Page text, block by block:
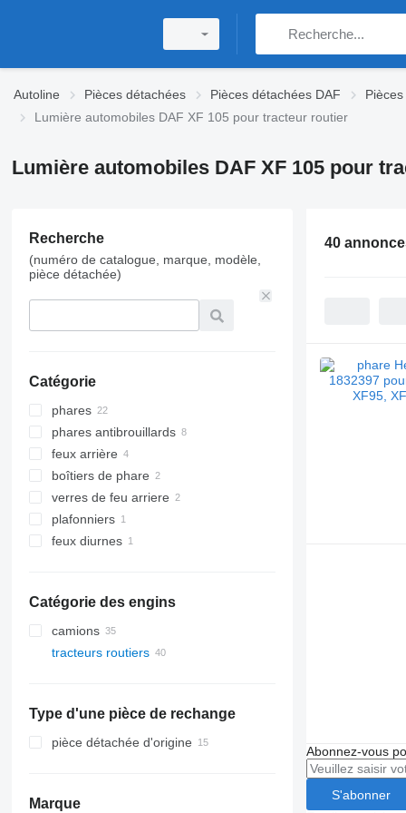
Autoline Pièces détachées Pièces détachées DAF
Lumière automobiles DAF XF 105 pour tracteur routier
Lumière automobiles DAF XF 105 pour
Recherche
(numéro de catalogue, marque, modèle,
pièce détachée)
Catégorie
phares
phares antibrouillards
feux arrière
boîtiers de phare
verres de feu arriere
plafonniers
feux diurnes
Catégorie des engins
camions
tracteurs routiers
Type d'une pièce de rechange
pièce détachée d'origine
Marque
40
Abonnez-vous
S'abonner